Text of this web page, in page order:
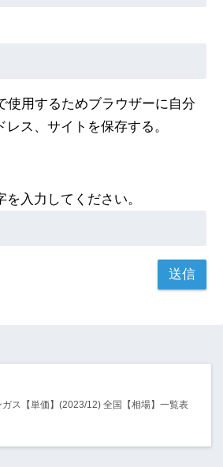
使用するためブラウザーに自分
ス、サイトを保存する。
入力してください。
ガス【単価】(2023/12) 全国【相場】一覧表